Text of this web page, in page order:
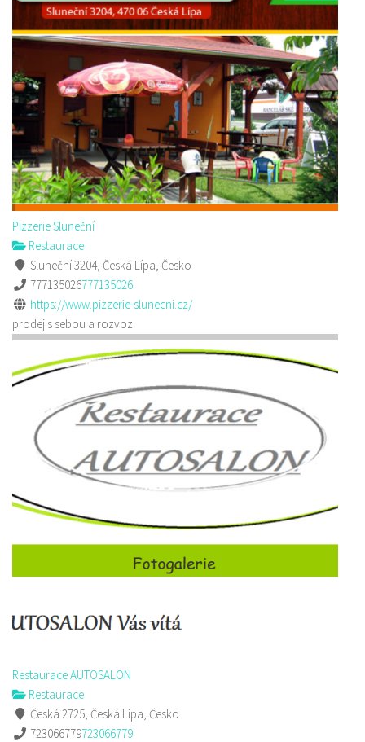
Pizzerie Sluneční
Restaurace
Sluneční 3204, Česká Lípa, Česko
777135026777135026
https://www.pizzerie-slunecni.cz/
prodej s sebou a rozvoz
Restaurace AUTOSALON
Restaurace
Česká 2725, Česká Lípa, Česko
723066779723066779